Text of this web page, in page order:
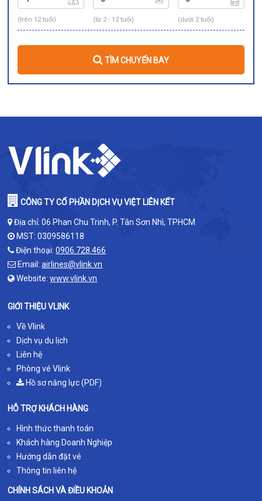
(trên 12 tuổi) (từ 2 - 12 tuổi) (dưới 2 tuổi)
TÌM CHUYẾN BAY
CÔNG TY CỔ PHẦN DỊCH VỤ VIỆT LIÊN KẾT
Địa chỉ: 06 Phan Chu Trinh, P. Tân Sơn Nhì, TPHCM
MST: 0309586118
Điện thoại:0906.728.466
Email:airlines@vlink.vn
Website:www.vlink.vn
GIỚI THIỆU VLINK
Về Vlink
Dịch vụ du lịch
Liên hệ
Phòng vé Vlink
Hồ sơ năng lực (PDF)
HỖ TRỢ KHÁCH HÀNG
Hình thức thanh toán
Khách hàng Doanh Nghiệp
Hướng dẫn đặt vé
Thông tin liên hệ
CHÍNH SÁCH VÀ ĐIỀU KHOẢN